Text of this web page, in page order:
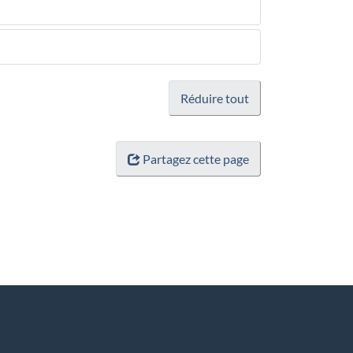
Réduire tout
Partagez cette page